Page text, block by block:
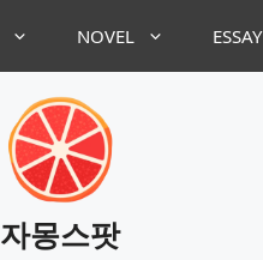
NOVEL ESSAY
자몽스팟